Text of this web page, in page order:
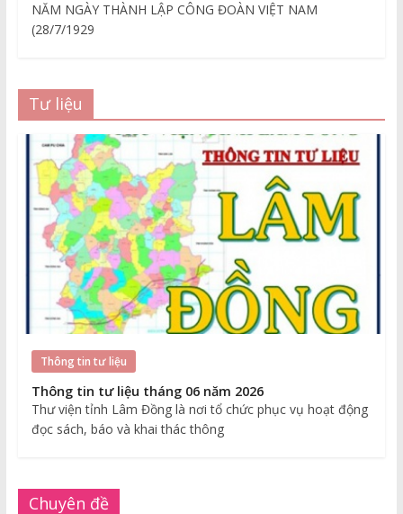
NĂM NGÀY THÀNH LẬP CÔNG ĐOÀN VIỆT NAM
(28/7/1929
Tư liệu
Thông tin tư liệu
Thông tin tư liệu tháng 06 năm 2026
Thư viện tỉnh Lâm Đồng là nơi tổ chức phục vụ hoạt động
đọc sách, báo và khai thác thông
Chuyên đề